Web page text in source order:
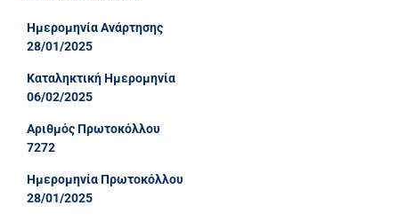
Ημερομηνία Ανάρτησης
28/01/2025
Καταληκτική Ημερομηνία
06/02/2025
Αριθμός Πρωτοκόλλου
7272
Ημερομηνία Πρωτοκόλλου
28/01/2025